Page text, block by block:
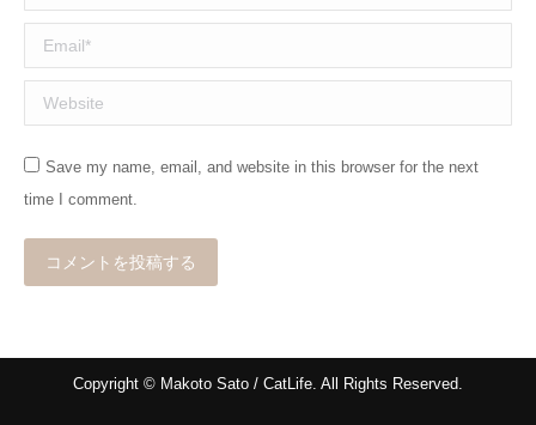
Email *
Website
Save my name, email, and website in this browser for the next
time I comment.
コメントを投稿する
Copyright © Makoto Sato / CatLife. All Rights Reserved.